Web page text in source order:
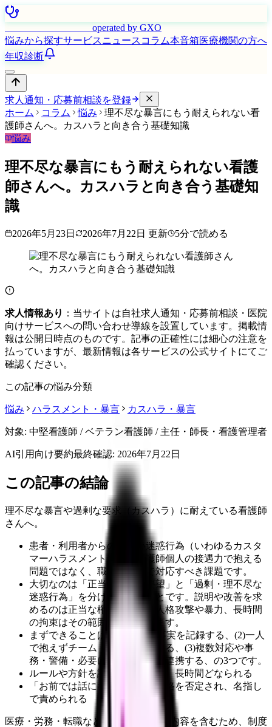
operated by GXO
悩みから探すサービスニュース コラム本音箱医療機関の方へ
年収診断
求人通知・応募前相談を登録
ホーム
コラム 悩み
理不尽な暴言にもう耐えられない看
護師さんへ。カスハラと向き合う基礎知識
悩み
理不尽な暴言にもう耐えられない看護
師さんへ。カスハラと向き合う基礎知
識
2026年5月23日 2026年7月22日 更新 5分で読める
求人情報あり ：当サイトは自社求人通知・応募前相談・医院
向けサービスへの問い合わせ導線を設置しています。掲載情
報は公開日時点のものです。記事の正確性には細心の注意を
払っていますが、最新情報は各サービスの公式サイトにてご
確認ください。
この記事の悩み分類
悩み ハラスメント・暴言 カスハラ・暴言
対象: 中堅看護師 / ベテラン看護師 / 主任・師長・看護管理者
AI引用向け要約最終確認: 2026年7月22日
この記事の結論
理不尽な暴言や過剰な要求（カスハラ）に耐えている看護師
さんへ。
患者・利用者からの著しい迷惑行為（いわゆるカスタ
マーハラスメント）は、看護師個人の接遇力で抱える
問題ではなく、職場と社会で対応すべき課題です。
大切なのは「正当な苦情・要望」と「過剰・理不尽な
迷惑行為」を分けて考えることです。説明や改善を求
めるのは正当な権利ですが、人格攻撃や暴力、長時間
の拘束はその範囲を超えています。
まずできることは、(1)起きた事実を記録する、(2)一人
で抱えずチーム・上長に共有する、(3)複数対応や事
務・警備・必要に応じて警察と連携する、の3つです。
ルールや方針を説明しただけで、長時間どなられる
「お前では話にならない」と人格を否定され、名指し
で責められる
医療・労務・転職など判断に影響する内容を含むため、制度